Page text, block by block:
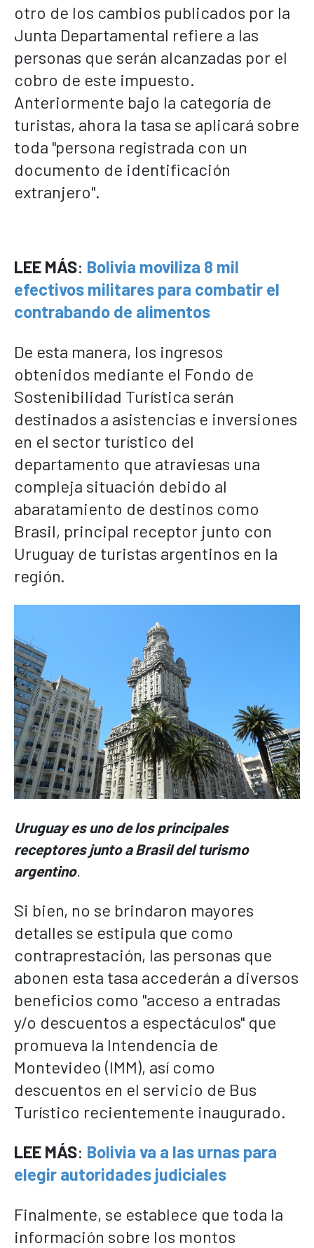
otro de los cambios publicados por la
Junta Departamental refiere a las
personas que serán alcanzadas por el
cobro de este impuesto.
Anteriormente bajo la categoría de
turistas, ahora la tasa se aplicará sobre
toda "persona registrada con un
documento de identificación
extranjero".
LEE MÁS: Bolivia moviliza 8 mil
efectivos militares para combatir el
contrabando de alimentos
De esta manera, los ingresos
obtenidos mediante el Fondo de
Sostenibilidad Turística serán
destinados a asistencias e inversiones
en el sector turístico del
departamento que atraviesas una
compleja situación debido al
abaratamiento de destinos como
Brasil, principal receptor junto con
Uruguay de turistas argentinos en la
región.
Uruguay es uno de los principales
receptores junto a Brasil del turismo
argentino.
Si bien, no se brindaron mayores
detalles se estipula que como
contraprestación, las personas que
abonen esta tasa accederán a diversos
beneficios como "acceso a entradas
y/o descuentos a espectáculos" que
promueva la Intendencia de
Montevideo (IMM), así como
descuentos en el servicio de Bus
Turístico recientemente inaugurado.
LEE MÁS: Bolivia va a las urnas para
elegir autoridades judiciales
Finalmente, se establece que toda la
información sobre los montos